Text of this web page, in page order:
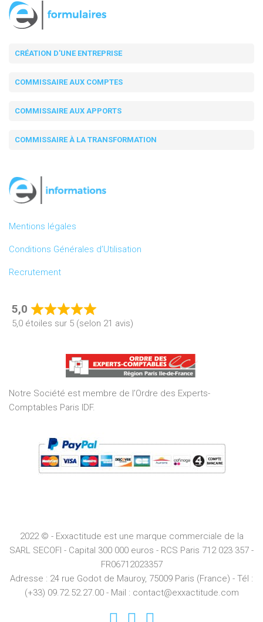
CRÉATION D'UNE ENTREPRISE
COMMISSAIRE AUX COMPTES
COMMISSAIRE AUX APPORTS
COMMISSAIRE À LA TRANSFORMATION
Mentions légales
Conditions Générales d’Utilisation
Recrutement
5,0
Rated
5,0
of
5
5,0 étoiles sur 5 (selon 21 avis)
Notre Société est membre de l’Ordre des Experts-
Comptables Paris IDF.
2022 © - Exxactitude est une marque commerciale de la
SARL SECOFI - Capital 300 000 euros - RCS Paris 712 023 357 -
FR06712023357
Adresse : 24 rue Godot de Mauroy, 75009 Paris (France) - Tél :
(+33) 09.72.52.27.00 - Mail : contact@exxactitude.com